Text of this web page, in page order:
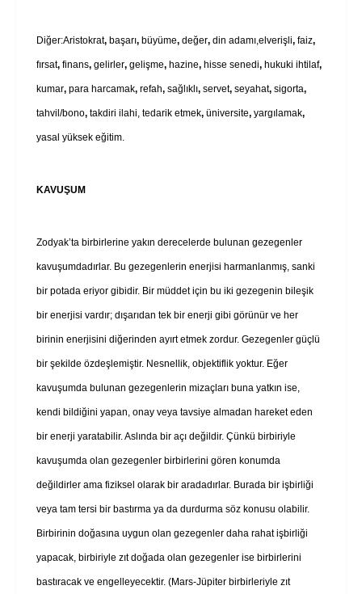
Diğer:Aristokrat, başarı, büyüme, değer, din adamı,elverişli, faiz,
fırsat, finans, gelirler, gelişme, hazine, hisse senedi, hukuki ihtilaf,
kumar, para harcamak, refah, sağlıklı, servet, seyahat, sigorta,
tahvil/bono, takdiri ilahi, tedarik etmek, üniversite, yargılamak,
yasal yüksek eğitim.
KAVUŞUM
Zodyak’ta birbirlerine yakın derecelerde bulunan gezegenler
kavuşumdadırlar. Bu gezegenlerin enerjisi harmanlanmış, sanki
bir potada eriyor gibidir. Bir müddet için bu iki gezegenin bileşik
bir enerjisi vardır; dışarıdan tek bir enerji gibi görünür ve her
birinin enerjisini diğerinden ayırt etmek zordur. Gezegenler güçlü
bir şekilde özdeşlemiştir. Nesnellik, objektiflik yoktur. Eğer
kavuşumda bulunan gezegenlerin mizaçları buna yatkın ise,
kendi bildiğini yapan, onay veya tavsiye almadan hareket eden
bir enerji yaratabilir. Aslında bir açı değildir. Çünkü birbiriyle
kavuşumda olan gezegenler birbirlerini gören konumda
değildirler ama fiziksel olarak bir aradadırlar. Burada bir işbirliği
veya tam tersi bir bastırma ya da durdurma söz konusu olabilir.
Birbirinin doğasına uygun olan gezegenler daha rahat işbirliği
yapacak, birbiriyle zıt doğada olan gezegenler ise birbirlerini
bastıracak ve engelleyecektir. (Mars-Jüpiter birbirleriyle zıt